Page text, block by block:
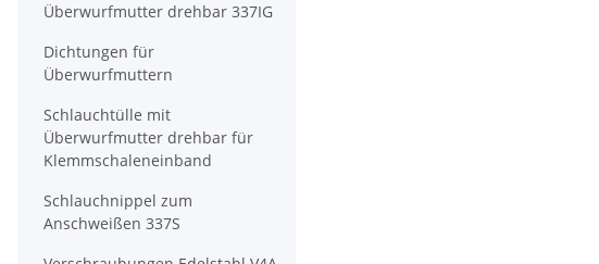
Überwurfmutter drehbar 337IG
Dichtungen für
Überwurfmuttern
Schlauchtülle mit
Überwurfmutter drehbar für
Klemmschaleneinband
Schlauchnippel zum
Anschweißen 337S